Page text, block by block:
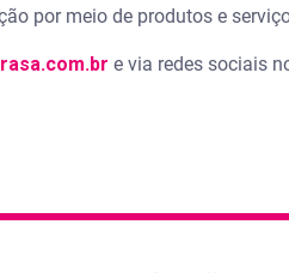
por meio de produtos e
e via redes sociais